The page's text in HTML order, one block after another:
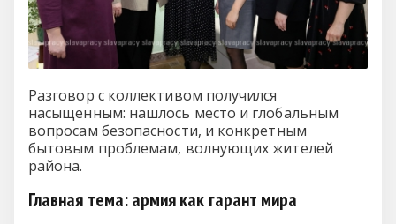
Разговор с коллективом получился
насыщенным: нашлось место и глобальным
вопросам безопасности, и конкретным
бытовым проблемам, волнующих жителей
района.
Главная тема: армия как гарант мира